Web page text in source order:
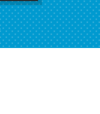
んだろうなと凄く思
お勧め。自分はこの流